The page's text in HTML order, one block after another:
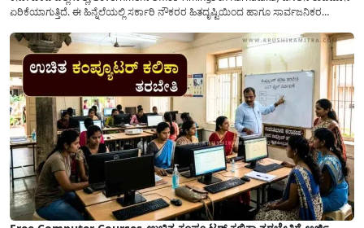
ಏರಿಕೆಯಾಗುತ್ತಿದೆ. ಈ ಹಿನ್ನೆಲೆಯಲ್ಲಿ ಸರ್ಕಾರಿ ನೌಕರರ ಹಿತದೃಷ್ಟಿಯಿಂದ ಹಾಗೂ ಸಾರ್ವಜನಿಕರ
ಮತ್ತು ಕಲ್ಯಾಣ ಕರ್ನಾಟಕದ ಒಟ್ಟು 9 ಜಿಲ್ಲೆಗಳಲ್ಲಿ ಏಪ್ರಿಲ್...